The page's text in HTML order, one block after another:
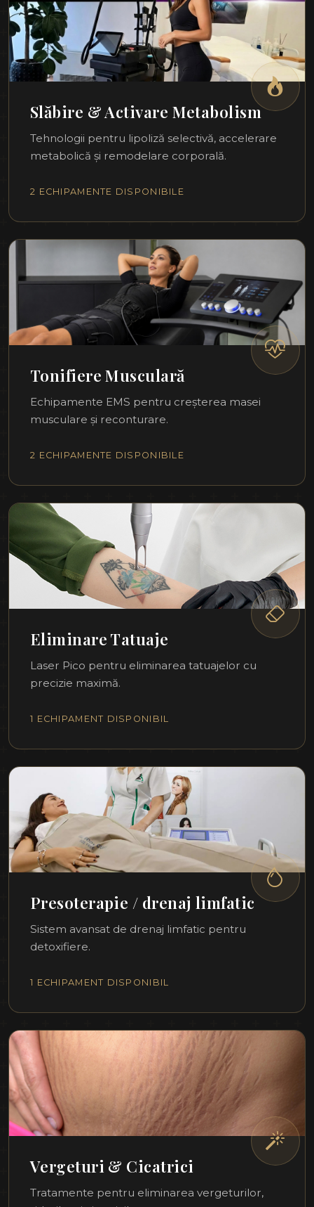
Slăbire & Activare Metabolism
Tehnologii pentru lipoliză selectivă, accelerare
metabolică și remodelare corporală.
2 ECHIPAMENTE DISPONIBILE
Tonifiere Musculară
Echipamente EMS pentru creșterea masei
musculare și reconturare.
2 ECHIPAMENTE DISPONIBILE
Eliminare Tatuaje
Laser Pico pentru eliminarea tatuajelor cu
precizie maximă.
1 ECHIPAMENT DISPONIBIL
Presoterapie / drenaj limfatic
Sistem avansat de drenaj limfatic pentru
detoxifiere.
1 ECHIPAMENT DISPONIBIL
Vergeturi & Cicatrici
Tratamente pentru eliminarea vergeturilor,